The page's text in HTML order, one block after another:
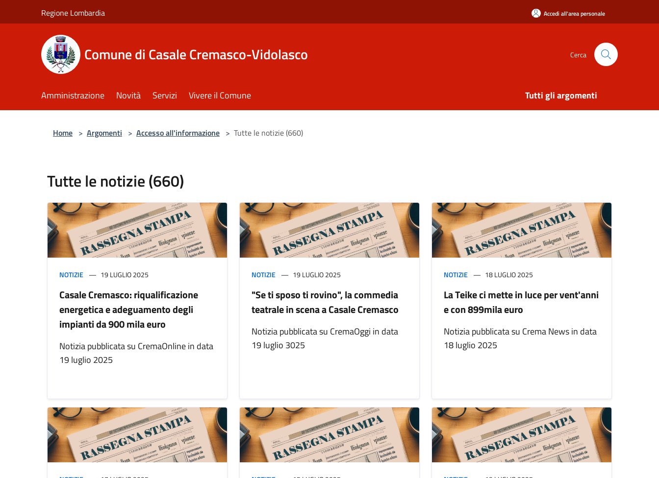
Regione Lombardia Accedi all'area personale
Comune di Casale Cremasco-Vidolasco Cerca
Amministrazione Novità Servizi Vivere il Comune Tutti gli argomenti
Home > Argomenti > Accesso all'informazione > Tutte le notizie (660)
Tutte le notizie (660)
NOTIZIE 19 LUGLIO 2025
Casale Cremasco: riqualificazione
energetica e adeguamento degli
impianti da 900 mila euro
Notizia pubblicata su CremaOnline in data
19 luglio 2025
NOTIZIE 19 LUGLIO 2025
"Se ti sposo ti rovino", la commedia
teatrale in scena a Casale Cremasco
Notizia pubblicata su CremaOggi in data
19 luglio 3025
NOTIZIE 18 LUGLIO 2025
La Teike ci mette in luce per vent'anni
e con 899mila euro
Notizia pubblicata su Crema News in data
18 luglio 2025